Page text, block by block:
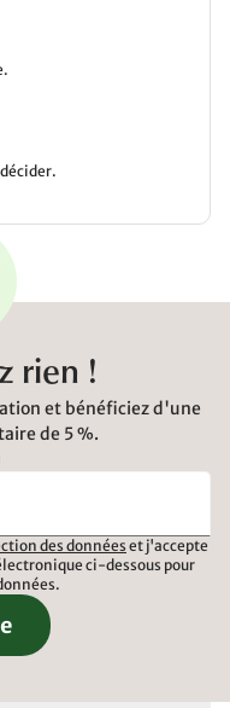
rien !
et bénéficiez d'une
de 5 %.
des donnéeset j'accepte
ci-dessous pour